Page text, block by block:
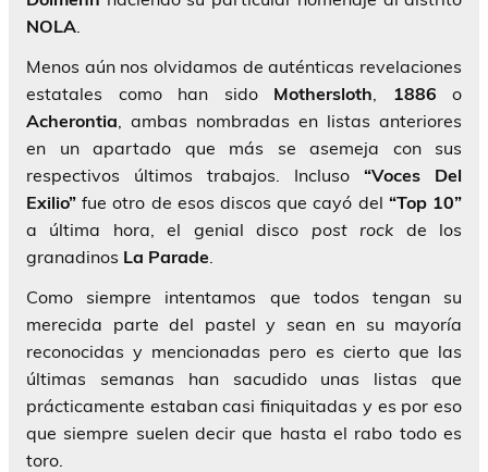
NOLA
Menos aún nos olvidamos de auténticas revelaciones
estatales como han sido Mothersloth 1886 o
Acherontia , ambas nombradas en listas anteriores
en un apartado que más se asemeja con sus
respectivos últimos trabajos. Incluso “Voces Del
Exilio” fue otro de esos discos que cayó del “Top 10”
a última hora, el genial disco post rock de los
granadinos La Parade
Como siempre intentamos que todos tengan su
merecida parte del pastel y sean en su mayoría
reconocidas y mencionadas pero es cierto que las
últimas semanas han sacudido unas listas que
prácticamente estaban casi finiquitadas y es por eso
que siempre suelen decir que hasta el rabo todo es
toro.